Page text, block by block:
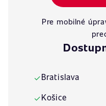
Pre mobilné
✓Bratislava
✓Košice